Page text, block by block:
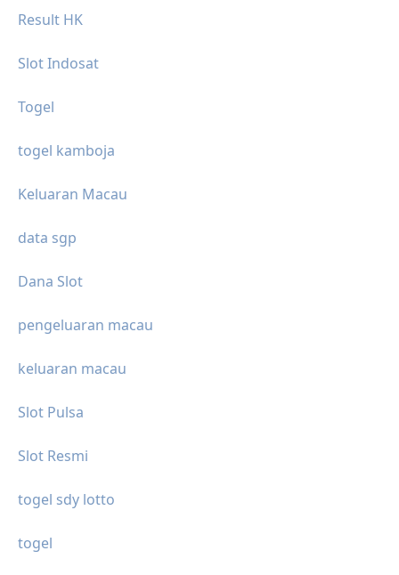
Result HK
Slot Indosat
Togel
togel kamboja
Keluaran Macau
data sgp
Dana Slot
pengeluaran macau
keluaran macau
Slot Pulsa
Slot Resmi
togel sdy lotto
togel